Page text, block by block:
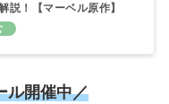
説！【マーベル原作】
ル開催中／